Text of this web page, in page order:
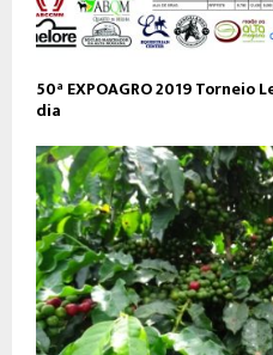
50ª EXPOAGRO 2019 Torneio
dia